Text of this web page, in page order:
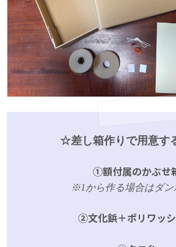
☆差し箱作りで用意す
➀額付属のかぶせ
※1から作る場合はダン
➁文化鋲＋ポリワッ